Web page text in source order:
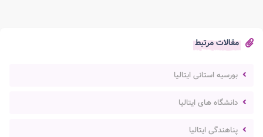
مقالات مرتبط
بورسیه استانی ایتالیا
دانشگاه های ایتالیا
پناهندگی ایتالیا